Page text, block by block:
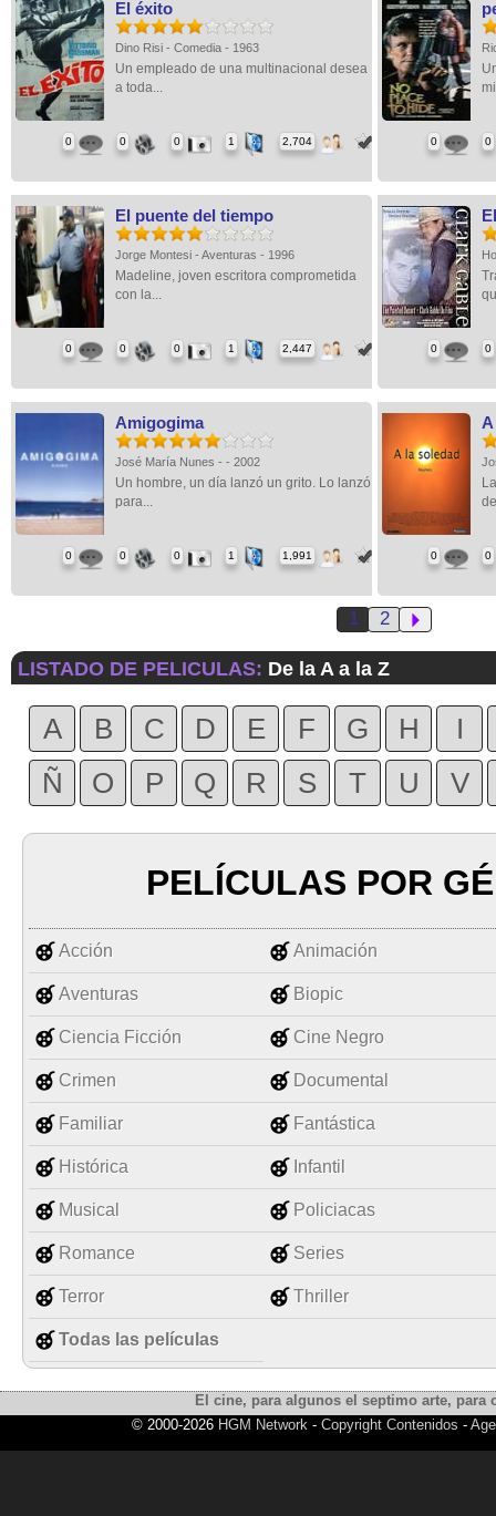
El éxito
Dino Risi - Comedia - 1963
Un empleado de una multinacional desea
a toda...
0 0 0 1 2,704 0 0
El puente del tiempo
Jorge Montesi - Aventuras - 1996
Madeline, joven escritora comprometida
con la...
0 0 0 1 2,447 0 0
Amigogima
José María Nunes - - 2002
Un hombre, un día lanzó un grito. Lo lanzó
para...
0 0 0 1 1,991 0 0
1 2
LISTADO DE PELICULAS: De la A a la Z
A B C D E F G H
I
Ñ
O P Q R S T U V
PELÍCULAS POR
Acción Animación
Aventuras Biopic
Ciencia Ficción Cine Negro
Crimen Documental
Familiar Fantástica
Histórica Infantil
Musical Policiacas
Romance Series
Terror Thriller
Todas las películas
El cine, para algunos el septimo arte,
© 2000-2026 HGM Network- Copyright Contenidos -